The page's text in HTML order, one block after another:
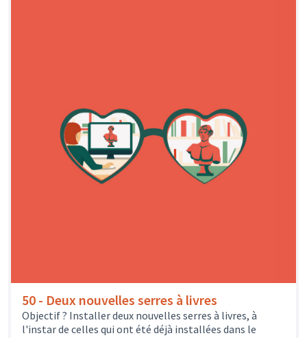
50 - Deux nouvelles serres à livres
Objectif ? Installer deux nouvelles serres à livres, à
l'instar de celles qui ont été déjà installées dans le